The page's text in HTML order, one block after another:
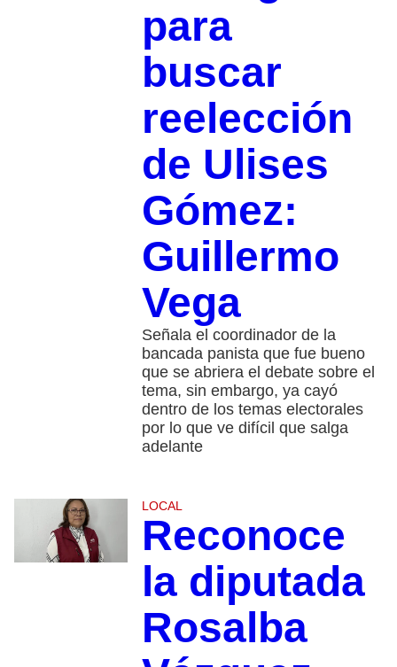
para
buscar
reelección
de Ulises
Gómez:
Guillermo
Vega
Señala el coordinador de la
bancada panista que fue bueno
que se abriera el debate sobre el
tema, sin embargo, ya cayó
dentro de los temas electorales
por lo que ve difícil que salga
adelante
LOCAL
Reconoce
la diputada
Rosalba